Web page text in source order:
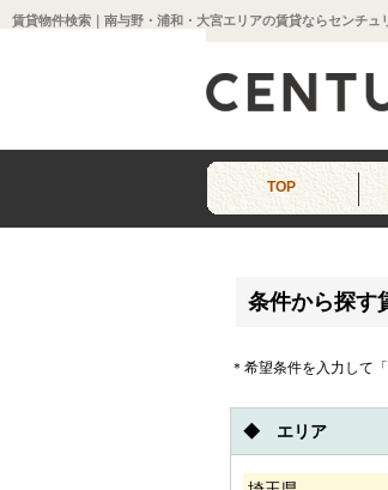
賃貸物件検索｜南与野・浦和・大宮エリアの賃貸ならセンチュ
TOP
条件から探す
＊希望条件を入力して
◆ エリア